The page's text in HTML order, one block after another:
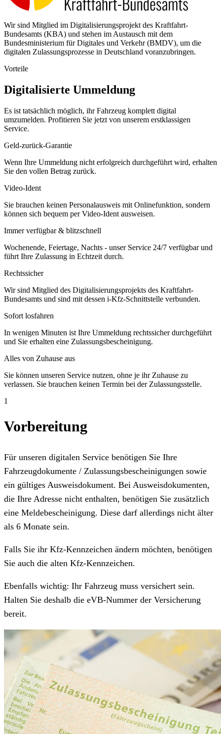
Wir sind Mitglied im Digitalisierungsprojekt des Kraftfahrt-
Bundesamts (KBA) und stehen im Austausch mit dem
Bundesministerium für Digitales und Verkehr (BMDV), um die
digitalen Zulassungsprozesse in Deutschland voranzubringen.
Vorteile
Digitalisierte Ummeldung
Es ist tatsächlich möglich, ihr Fahrzeug komplett digital
umzumelden. Profitieren Sie jetzt von unserem erstklassigen
Service.
Geld-zurück-Garantie
Wenn Ihre Ummeldung nicht erfolgreich durchgeführt wird, erhalten
Sie den vollen Betrag zurück.
Video-Ident
Sie brauchen keinen Personalausweis mit Onlinefunktion, sondern
können sich bequem per Video-Ident ausweisen.
Immer verfügbar & blitzschnell
Wochenende, Feiertage, Nachts - unser Service 24/7 verfügbar und
führt Ihre Zulassung in Echtzeit durch.
Rechtssicher
Wir sind Mitglied des Digitalisierungsprojekts des Kraftfahrt-
Bundesamts und sind mit dessen i-Kfz-Schnittstelle verbunden.
Sofort losfahren
In wenigen Minuten ist Ihre Ummeldung rechtssicher durchgeführt
und Sie erhalten eine Zulassungsbescheinigung.
Alles von Zuhause aus
Sie können unseren Service nutzen, ohne je ihr Zuhause zu
verlassen. Sie brauchen keinen Termin bei der Zulassungsstelle.
1
Vorbereitung
Für unseren digitalen Service benötigen Sie Ihre
Fahrzeugdokumente / Zulassungsbescheinigungen sowie
ein gültiges Ausweisdokument. Bei Ausweisdokumenten,
die Ihre Adresse nicht enthalten, benötigen Sie zusätzlich
eine Meldebescheinigung. Diese darf allerdings nicht älter
als 6 Monate sein.
Falls Sie ihr Kfz-Kennzeichen ändern möchten, benötigen
Sie auch die alten Kfz-Kennzeichen.
Ebenfalls wichtig: Ihr Fahrzeug muss versichert sein.
Halten Sie deshalb die eVB-Nummer der Versicherung
bereit.